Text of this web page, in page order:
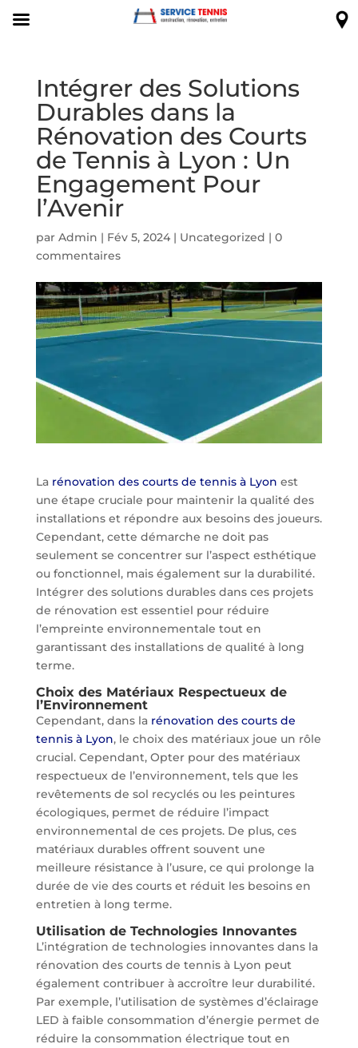
Intégrer des Solutions
Durables dans la
Rénovation des Courts
de Tennis à Lyon : Un
Engagement Pour
l’Avenir
par Admin | Fév 5, 2024| Uncategorized | 0
commentaires
La rénovation des courts de tennis à Lyon est
une étape cruciale pour maintenir la qualité des
installations et répondre aux besoins des joueurs.
Cependant, cette démarche ne doit pas
seulement se concentrer sur l’aspect esthétique
ou fonctionnel, mais également sur la durabilité.
Intégrer des solutions durables dans ces projets
de rénovation est essentiel pour réduire
l’empreinte environnementale tout en
garantissant des installations de qualité à long
terme.
Choix des Matériaux Respectueux de
l’Environnement
Cependant, dans la rénovation des courts de
tennis à Lyon, le choix des matériaux joue un rôle
crucial. Cependant, Opter pour des matériaux
respectueux de l’environnement, tels que les
revêtements de sol recyclés ou les peintures
écologiques, permet de réduire l’impact
environnemental de ces projets. De plus, ces
matériaux durables offrent souvent une
meilleure résistance à l’usure, ce qui prolonge la
durée de vie des courts et réduit les besoins en
entretien à long terme.
Utilisation de Technologies Innovantes
L’intégration de technologies innovantes dans la
rénovation des courts de tennis à Lyon peut
également contribuer à accroître leur durabilité.
Par exemple, l’utilisation de systèmes d’éclairage
LED à faible consommation d’énergie permet de
réduire la consommation électrique tout en